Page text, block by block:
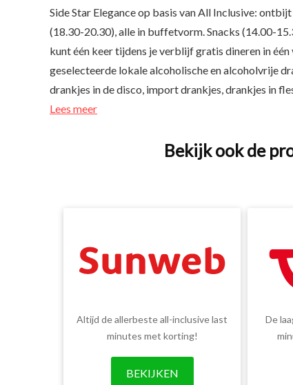
Side Star Elegance op basis van All Inclusive:
(18.30-20.30), alle in buffetvorm. Snacks (14.00-
kunt één keer tijdens je verblijf gratis dineren in
geselecteerde lokale alcoholische en alcoholvrije
drankjes in de disco, import drankjes, drankjes in
Lees meer
Bekijk ook de
Altijd de allerbeste all-inclusive last
minutes met korting!
BEKIJKEN
De